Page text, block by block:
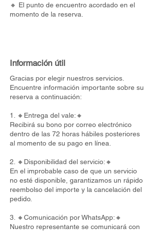
🔸 El punto de encuentro acordado en el
momento de la reserva.
Información útil
Gracias por elegir nuestros servicios.
Encuentre información importante sobre su
reserva a continuación:
1. 🔸Entrega del vale:🔸
Recibirá su bono por correo electrónico
dentro de las 72 horas hábiles posteriores
al momento de su pago en línea.
2. 🔸Disponibilidad del servicio:🔸
En el improbable caso de que un servicio
no esté disponible, garantizamos un rápido
reembolso del importe y la cancelación del
pedido.
3. 🔸Comunicación por WhatsApp:🔸
Nuestro representante se comunicará con